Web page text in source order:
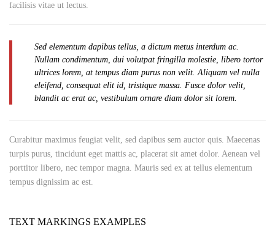
facilisis vitae ut lectus.
Sed elementum dapibus tellus, a dictum metus interdum ac.
Nullam condimentum, dui volutpat fringilla molestie, libero tortor
ultrices lorem, at tempus diam purus non velit. Aliquam vel nulla
eleifend, consequat elit id, tristique massa. Fusce dolor velit,
blandit ac erat ac, vestibulum ornare diam dolor sit lorem.
Curabitur maximus feugiat velit, sed dapibus sem auctor quis. Maecenas
turpis purus, tincidunt eget mattis ac, placerat sit amet dolor. Aenean vel
porttitor libero, nec tempor magna. Mauris sed ex at tellus elementum
tempus dignissim ac est.
TEXT MARKINGS EXAMPLES